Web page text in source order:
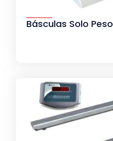
Básculas Solo Peso